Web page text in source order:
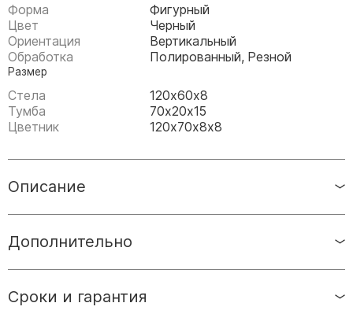
Памятники дедушке
Памятники мужу
Памятники отцу
Памятники сыну
Памятники врачу
Памятники индивидуальные
Памятники Православные
Форма
Фигурный
Цвет
Черный
Ориентация
Вертикальный
Обработка
Полированный, Резной
Размер
Стела
120х60х8
Тумба
70х20х15
Цветник
120х70х8х8
Описание
Дополнительно
Сроки и гарантия